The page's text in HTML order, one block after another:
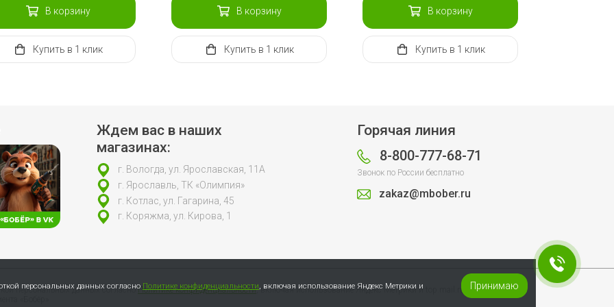
В корзину
Купить в 1 клик
В корзину
Купить в 1 клик
В корзину
Купить в 1 клик
персональных данных согласно Политике конфиденциальности, включая использование Яндекс Метрики и
Принимаю
Горячая линия
8-800-777-68-71
Звонок по России бесплатно
zakaz@mbober.ru
Ждем вас в наших
магазинах:
г. Вологда, ул. Ярославская, 11А
г. Ярославль, ТК «Олимпия»
г. Котлас, ул. Гагарина, 45
г. Коряжма, ул. Кирова, 1
персональных данных согласноПолитике конфиденциальности, включая использование Яндекс Метрики и top.mail.ru.
«Бобёр»